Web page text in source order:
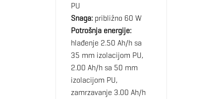
PU
Snaga:približno 60 W
Potrošnja energije:
hlađenje 2.50 Ah/h sa
35 mm izolacijom PU,
2.00 Ah/h sa 50 mm
izolacijom PU,
zamrzavanje 3.00 Ah/h